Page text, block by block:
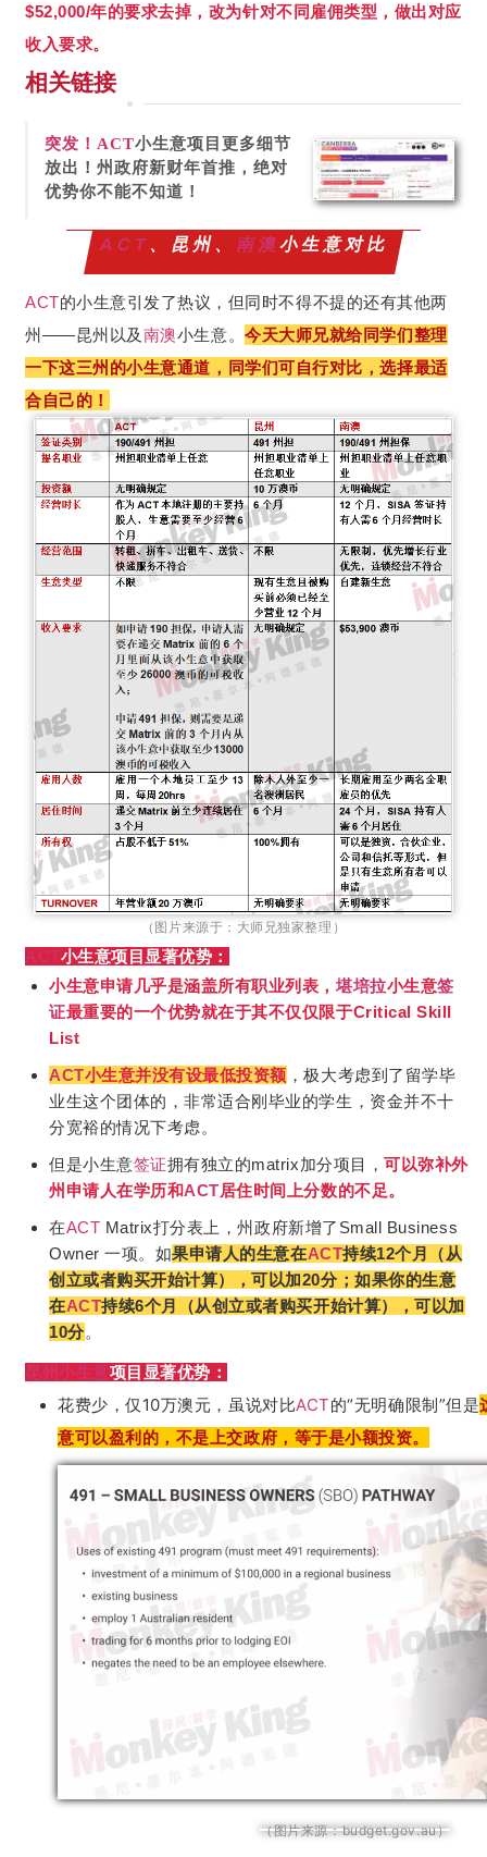
$52,000/年的要求去掉，改为针对不同雇佣类型，做出对应
收入要求。
相关链接
突发！ ACT小生意项目更多细节
放出！州政府新财年首推，绝对
优势你不能不知道！
ACT、昆州、南澳小生意对比
ACT的小生意引发了热议，但同时不得不提的还有其他两
州——昆州以及 南澳小生意。今天大师兄就给同学们整理
一下这三州的小生意通道，同学们可自行对比，选择最适
合自己的！
（图片来源于：大师兄独家整理）
ACT小生意项目显著优势：
小生意申请几乎是涵盖所有职业列表，堪培拉小生意签
证最重要的一个优势就在于其不仅仅限于Critical Skill
List
ACT小生意并没有设最低投资额 ，极大考虑到了留学毕
业生这个团体的，非常适合刚毕业的学生，资金并不十
分宽裕的情况下考虑。
但是小生意签证拥有独立的matrix加分项目，可以弥补外
州申请人在学历和ACT居住时间上分数的不足。
在ACT Matrix打分表上，州政府新增了Small Business
Owner 一项。如果申请 人的生意在ACT持续12个月（从
创立或者购买开始计算），可以加20分；如果你的生意
在ACT持续6个月（从创立或者购买开始计算），可以加
10分。
昆州小生意项目显著优势：
花费少，仅10万澳元，虽说对比ACT的“无明确限制”但是
意可以盈利的，不是上交政府，等于是小额投资。
（图片来源：budget.gov.au）